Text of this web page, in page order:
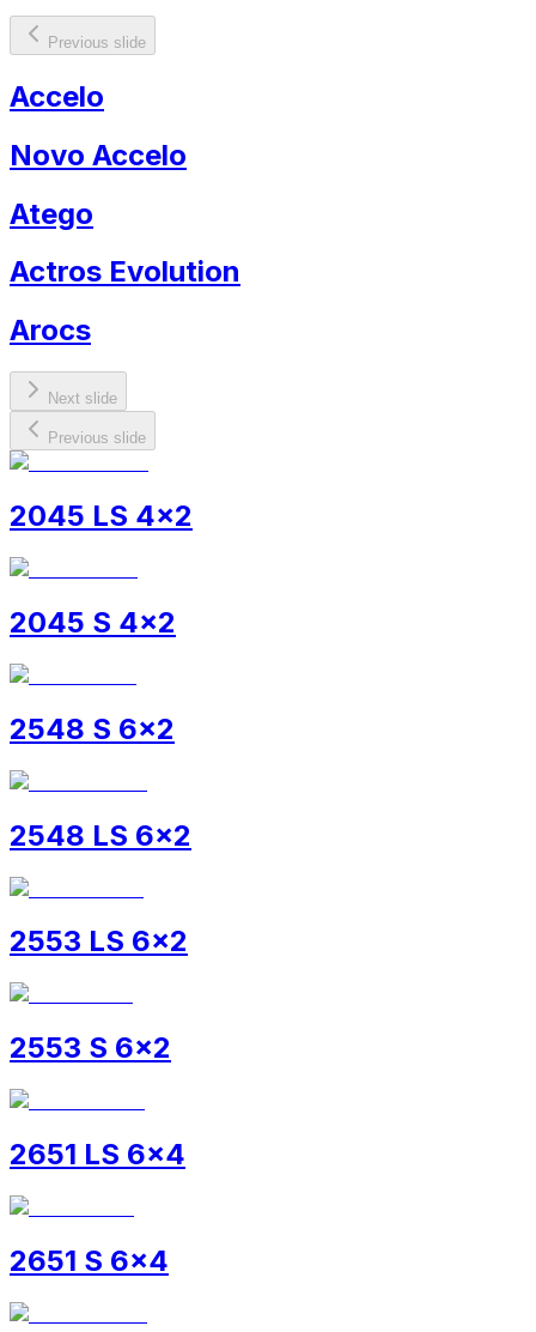
Previous slide
Accelo
Novo Accelo
Atego
Actros Evolution
Arocs
Next slide
Previous slide
2045 LS 4x2
2045 S 4x2
2548 S 6x2
2548 LS 6x2
2553 LS 6x2
2553 S 6x2
2651 LS 6x4
2651 S 6x4